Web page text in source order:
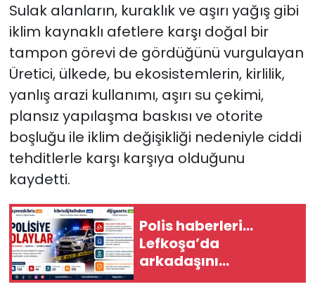
Sulak alanların, kuraklık ve aşırı yağış gibi
iklim kaynaklı afetlere karşı doğal bir
tampon görevi de gördüğünü vurgulayan
Üretici, ülkede, bu ekosistemlerin, kirlilik,
yanlış arazi kullanımı, aşırı su çekimi,
plansız yapılaşma baskısı ve otorite
boşluğu ile iklim değişikliği nedeniyle ciddi
tehditlerle karşı karşıya olduğunu
kaydetti.
Polis haberleri…
Lefkoşa’da
arkadaşını
bıçaklayan şahıs